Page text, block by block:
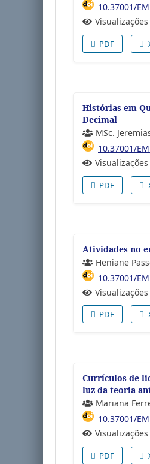
10.37001/
PDF
Histórias em
Decimal
MSc.
10.37001/
PDF
Atividades no
Heniane
10.37001/
PDF
Currículos de
luz da teoria
Mariana
10.37001/
PDF